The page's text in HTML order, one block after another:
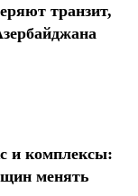
транзит,
и комплексы:
менять